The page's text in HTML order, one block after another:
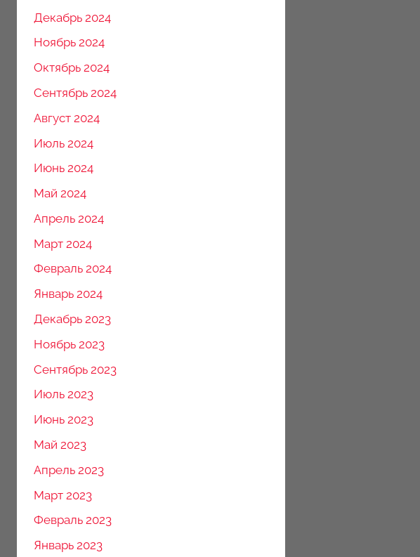
Декабрь 2024
Ноябрь 2024
Октябрь 2024
Сентябрь 2024
Август 2024
Июль 2024
Июнь 2024
Май 2024
Апрель 2024
Март 2024
Февраль 2024
Январь 2024
Декабрь 2023
Ноябрь 2023
Сентябрь 2023
Июль 2023
Июнь 2023
Май 2023
Апрель 2023
Март 2023
Февраль 2023
Январь 2023